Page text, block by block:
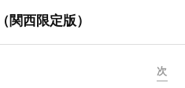
西限定版）
次